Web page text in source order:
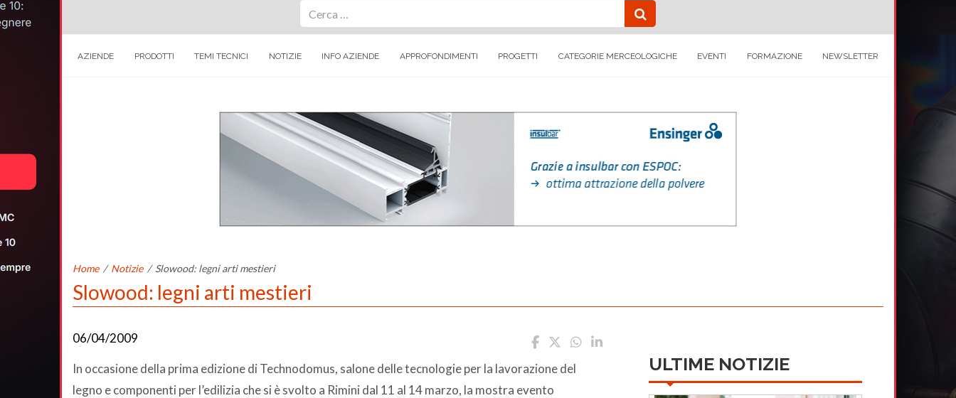
AZIENDE PRODOTTI TEMI TECNICI NOTIZIE INFO AZIENDE APPROFONDIMENTI PROGETTI CATEGORIE MERCEOLOGICHE EVENTI FORMAZIONE NEWSLETTER
Home / Notizie / Slowood: legni arti mestieri
Slowood: legni arti mestieri
06/04/2009
In occasione della prima edizione di Technodomus, salone delle tecnologie per la lavorazione del
legno e componenti per l’edilizia che si è svolto a Rimini dal 11 al 14 marzo, la mostra evento
ULTIME NOTIZIE